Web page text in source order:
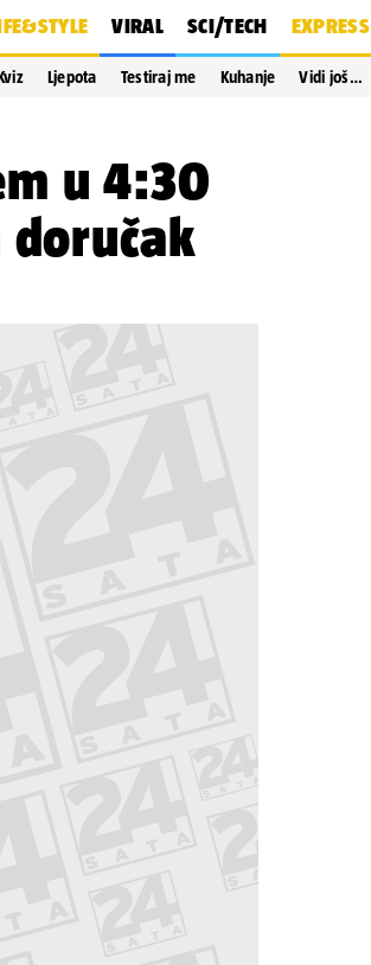
VIRAL SCI/TECH EXPRESS
Ljepota Testiraj me Kuhanje Vidi još…
u 4:30